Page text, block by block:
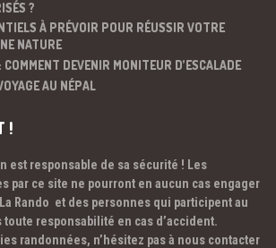
?
À PRÉVOIR POUR RÉUSSIR VOTRE
NATURE
DEVENIR MONITEUR D’ESCALADE
AU NÉPAL
!
est responsable de sa sécurité ! Les
par ce site ne pourront en aucun cas engager
Rando et des personnes qui participent au
responsabilité en cas d’accident.
randonnées, n’hésitez pas à nous contacter